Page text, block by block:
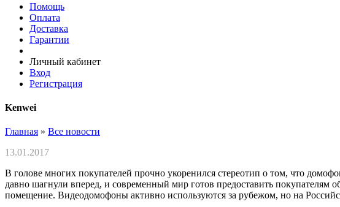
Помощь
Оплата
Доставка
Гарантии
Личный кабинет
Вход
Регистрация
Kenwei
Главная » Все новости
13.01.2017
В голове многих покупателей прочно укоренился стереотип о том, что
давно шагнули вперед, и современный мир готов предоставить покупателям
помещение. Видеодомофоны активно используются за рубежом, но на